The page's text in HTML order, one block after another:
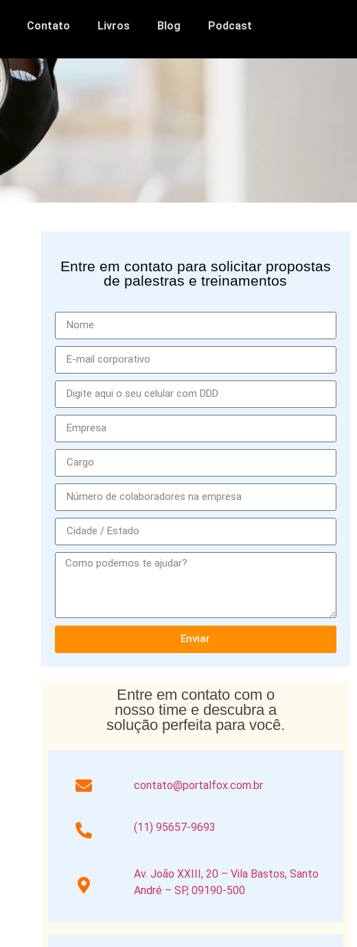
Contato Livros Blog Podcast
Entre em contato para solicitar propostas
de palestras e treinamentos
Enviar
Entre em contato com o
nosso time e descubra a
solução perfeita para você.
contato@portalfox.com.br
(11) 95657-9693
Av. João XXIII, 20 – Vila Bastos, Santo
André – SP, 09190-500